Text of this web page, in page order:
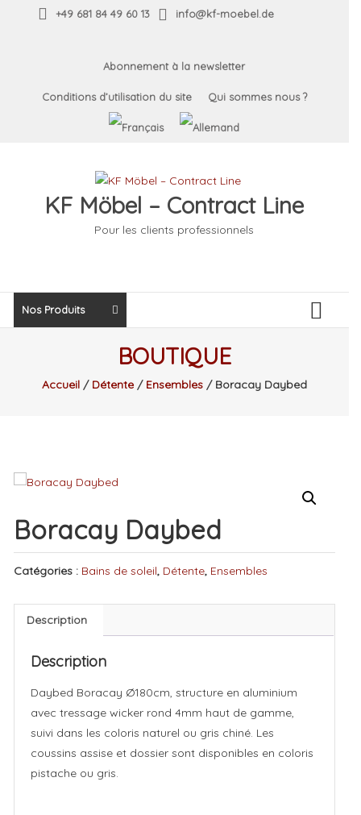
+49 681 84 49 60 13 info@kf-moebel.de
Abonnement à la newsletter
Conditions d’utilisation du site Qui sommes nous ?
KF Möbel – Contract Line
Pour les clients professionnels
Nos Produits
BOUTIQUE
Accueil/ Détente/ Ensembles/ Boracay Daybed
Boracay Daybed
Catégories : Bains de soleil, Détente, Ensembles
Description
Description
Daybed Boracay Ø180cm, structure en aluminium
avec tressage wicker rond 4mm haut de gamme,
suivi dans les coloris naturel ou gris chiné. Les
coussins assise et dossier sont disponibles en coloris
pistache ou gris.
jusqu’au 31.07.2026 –
Remises
tous nos modèles
expo !
31.07.2026 –
Ausstellungs- und
Einzelstücke stark
reduziert!
show room ouvert
uniquement sur
rendez-vous.
Vom 01.08. bis
31.08.2026 ist unsere
Ausstellung nur nach
Terminvereinbarung
geöffnet.